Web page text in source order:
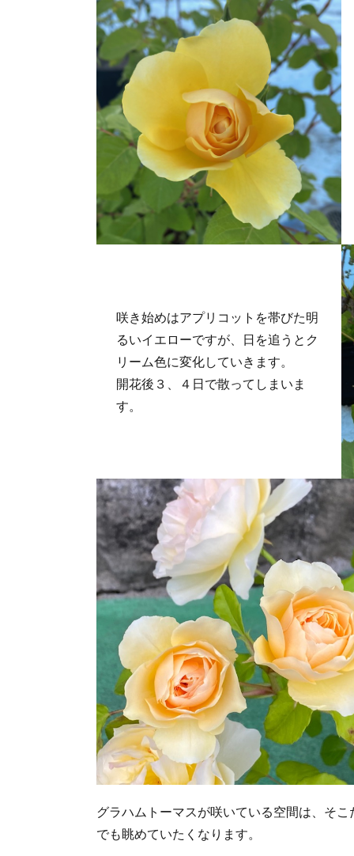
咲き始めはアプリコットを帯びた明
るいイエローですが、日を追うとク
リーム色に変化していきます。
開花後３、４日で散ってしまいま
す。
グラハムトーマスが咲いている空間は、そ
でも眺めていたくなります。